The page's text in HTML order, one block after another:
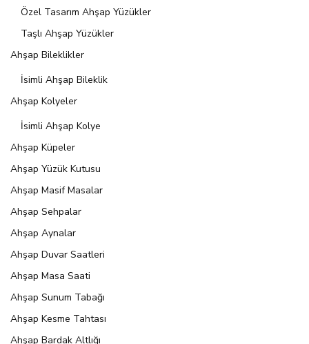
Özel Tasarım Ahşap Yüzükler
Taşlı Ahşap Yüzükler
Ahşap Bileklikler
İsimli Ahşap Bileklik
Ahşap Kolyeler
İsimli Ahşap Kolye
Ahşap Küpeler
Ahşap Yüzük Kutusu
Ahşap Masif Masalar
Ahşap Sehpalar
Ahşap Aynalar
Ahşap Duvar Saatleri
Ahşap Masa Saati
Ahşap Sunum Tabağı
Ahşap Kesme Tahtası
Ahşap Bardak Altlığı